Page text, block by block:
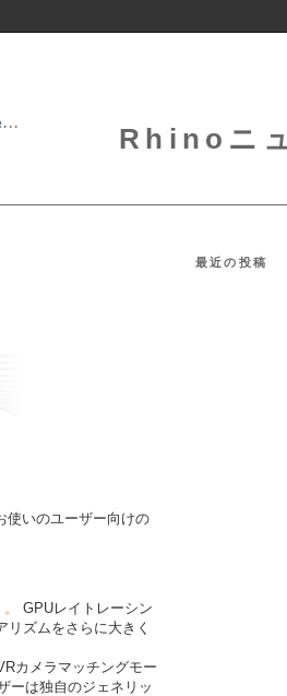
Rhinoニ
使いのユーザー向けの
GPUレイトレーシン
ズムをさらに大きく
カメラマッチングモー
ーは独自のジェネリッ
最近の投稿